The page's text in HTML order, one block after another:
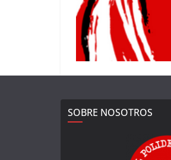
SOBRE NOSOTROS